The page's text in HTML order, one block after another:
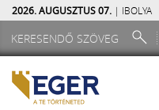
2026. AUGUSZTUS 07. | IBOLYA